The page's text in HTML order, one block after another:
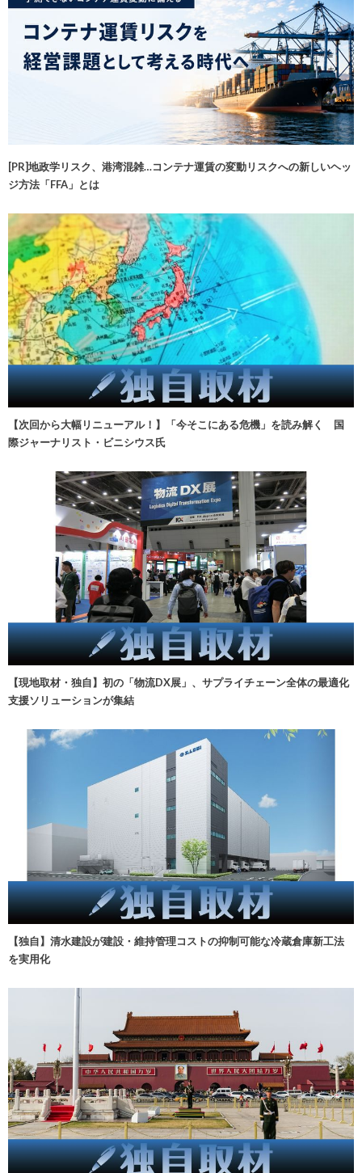
[PR]地政学リスク、港湾混雑…コンテナ運賃の変動リスクへの新しいヘッ
ジ方法「FFA」とは
【次回から大幅リニューアル！】「今そこにある危機」を読み解く 国
際ジャーナリスト・ビニシウス氏
【現地取材・独自】初の「物流DX展」、サプライチェーン全体の最適化
支援ソリューションが集結
【独自】清水建設が建設・維持管理コストの抑制可能な冷蔵倉庫新工法
を実用化